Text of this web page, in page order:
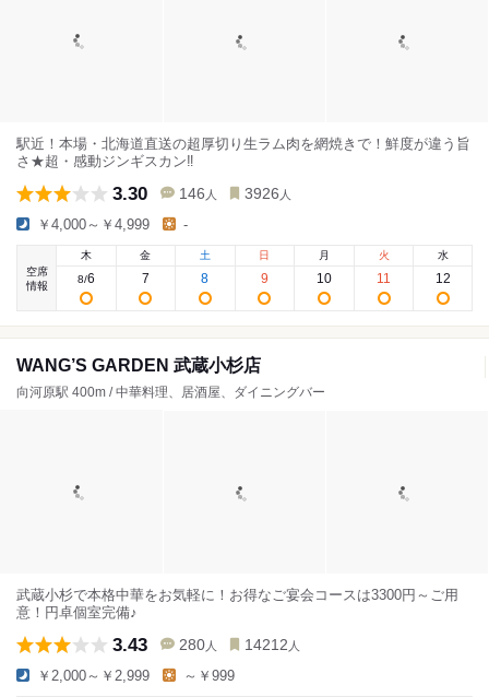
駅近！本場・北海道直送の超厚切り生ラム肉を網焼きで！鮮度が違う旨
さ★超・感動ジンギスカン‼
3.30 146 人 3926 人
￥4,000～￥4,999 -
空席
情報
木
8/6
金
7
土
8
日
9
月
10
火
11
水
12
WANG’S GARDEN 武蔵小杉店
向河原駅 400m / 中華料理、居酒屋、ダイニングバー
武蔵小杉で本格中華をお気軽に！お得なご宴会コースは3300円～ご用
意！円卓個室完備♪
3.43 280 人 14212 人
￥2,000～￥2,999 ～￥999